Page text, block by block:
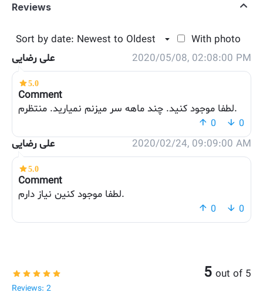
Reviews
Sort by date: Newest to Oldest
With photo
علی رضایی
2020/05/08, 02:08:00 PM
5.0
Comment
لطفا موجود کنید. چند ماهه سر میزنم نمیارید. منتظرم.
0 0
علی رضایی 2020/02/24, 09:09:00 AM
5.0
Comment
لطفا موجود کنین نیاز دارم.
0 0
5 out of 5
Reviews: 2